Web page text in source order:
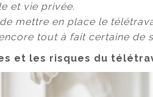
et vie privée.
mettre en place le
encore tout à fait certaine
et les risques du